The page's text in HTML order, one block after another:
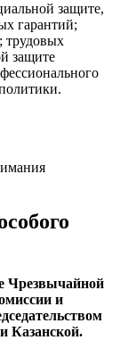
защите,
гарантий;
трудовых
защите
Чрезвычайной
и
Казанской.